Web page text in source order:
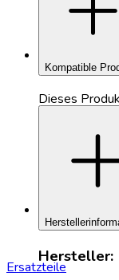
Kompatible
Dieses
Hersteller:
Ersatzteile